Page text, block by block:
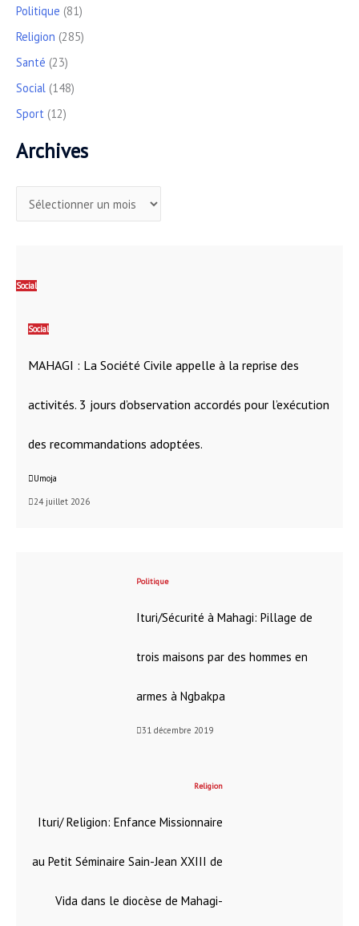
Politique (81)
Religion (285)
Santé (23)
Social (148)
Sport (12)
Archives
Social
Social
MAHAGI : La Société Civile appelle à la reprise des
activités. 3 jours d’observation accordés pour l’exécution
des recommandations adoptées.
Umoja
24 juillet 2026
Politique
Ituri/Sécurité à Mahagi: Pillage de
trois maisons par des hommes en
armes à Ngbakpa
31 décembre 2019
Religion
Ituri/ Religion: Enfance Missionnaire
au Petit Séminaire Sain-Jean XXIII de
Vida dans le diocèse de Mahagi-